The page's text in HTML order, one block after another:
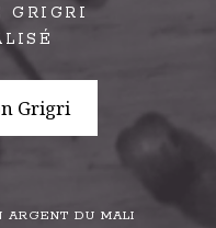
GRIGRI
Grigri
ARGENT DU MALI